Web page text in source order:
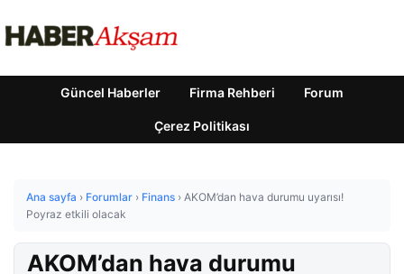
Güncel Haberler Firma Rehberi Forum
Çerez Politikası
Ana sayfa › Forumlar › Finans › AKOM’dan hava durumu uyarısı!
Poyraz etkili olacak
AKOM’dan hava durumu